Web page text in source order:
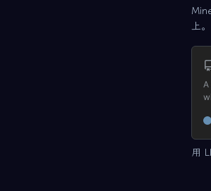
上。
A
用